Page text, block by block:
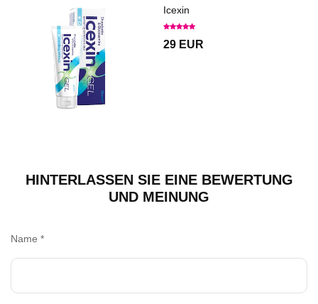
Icexin
29 EUR
HINTERLASSEN SIE EINE BEWERTUNG
UND MEINUNG
Name *